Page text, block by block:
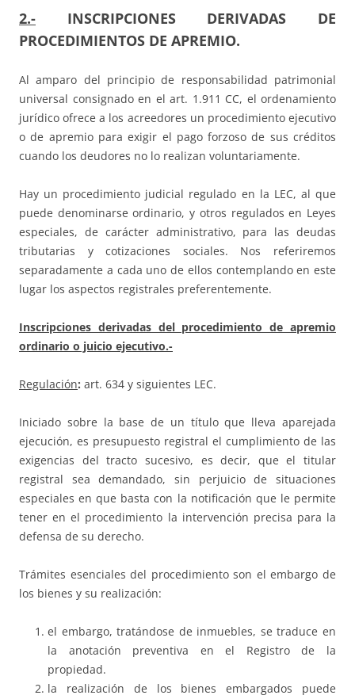
2.- INSCRIPCIONES DERIVADAS DE
PROCEDIMIENTOS DE APREMIO.
Al amparo del principio de responsabilidad patrimonial
universal consignado en el art. 1.911 CC, el ordenamiento
jurídico ofrece a los acreedores un procedimiento ejecutivo
o de apremio para exigir el pago forzoso de sus créditos
cuando los deudores no lo realizan voluntariamente.
Hay un procedimiento judicial regulado en la LEC, al que
puede denominarse ordinario, y otros regulados en Leyes
especiales, de carácter administrativo, para las deudas
tributarias y cotizaciones sociales. Nos referiremos
separadamente a cada uno de ellos contemplando en este
lugar los aspectos registrales preferentemente.
Inscripciones derivadas del procedimiento de apremio
ordinario o juicio ejecutivo.-
Regulación: art. 634 y siguientes LEC.
Iniciado sobre la base de un título que lleva aparejada
ejecución, es presupuesto registral el cumplimiento de las
exigencias del tracto sucesivo, es decir, que el titular
registral sea demandado, sin perjuicio de situaciones
especiales en que basta con la notificación que le permite
tener en el procedimiento la intervención precisa para la
defensa de su derecho.
Trámites esenciales del procedimiento son el embargo de
los bienes y su realización:
el embargo, tratándose de inmuebles, se traduce en
la anotación preventiva en el Registro de la
propiedad.
la realización de los bienes embargados puede